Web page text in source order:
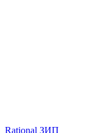
Rational ЗИП